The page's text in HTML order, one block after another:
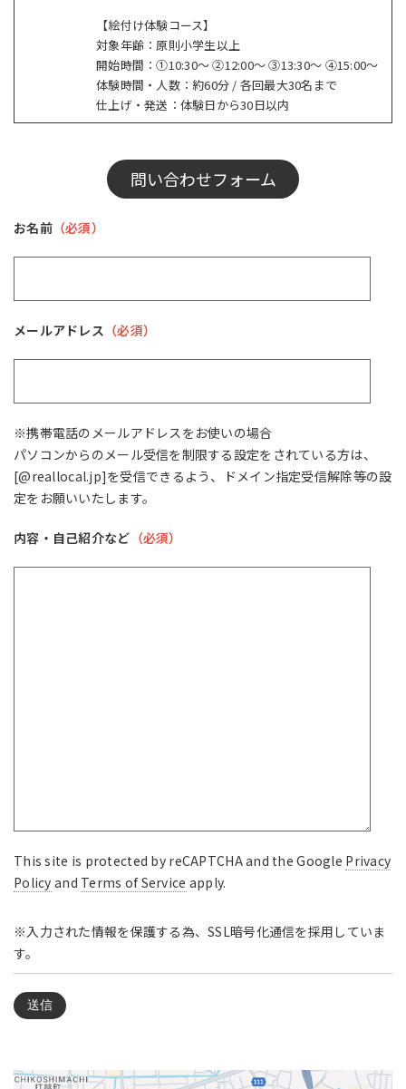
【絵付け体験コース】
対象年齢：原則小学生以上
開始時間：①10:30～ ②12:00～ ③13:30～ ④15:00〜
体験時間・人数：約60分 / 各回最大30名まで
仕上げ・発送：体験日から30日以内
問い合わせフォーム
お名前（必須）
メールアドレス （必須）
※携帯電話のメールアドレスをお使いの場合
パソコンからのメール受信を制限する設定をされている方は、
[@reallocal.jp]を受信できるよう、ドメイン指定受信解除等の設
定をお願いいたします。
内容・自己紹介など （必須）
This site is protected by reCAPTCHA and the Google Privacy
Policy and Terms of Service apply.
※入力された情報を保護する為、SSL暗号化通信を採用していま
す。